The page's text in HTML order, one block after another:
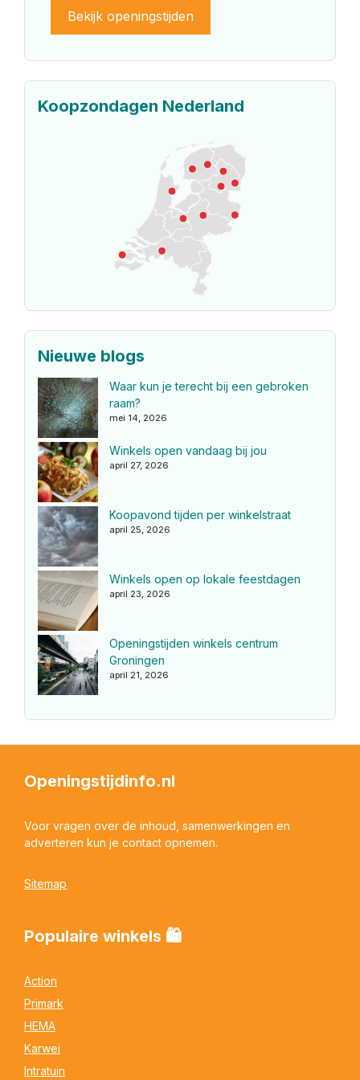
Bekijk openingstijden
Koopzondagen Nederland
Nieuwe blogs
Waar kun je terecht bij een gebroken
raam?
mei 14, 2026
Winkels open vandaag bij jou
april 27, 2026
Koopavond tijden per winkelstraat
april 25, 2026
Winkels open op lokale feestdagen
april 23, 2026
Openingstijden winkels centrum
Groningen
april 21, 2026
Openingstijdinfo.nl
Voor vragen over de inhoud, samenwerkingen en
adverteren kun je contact opnemen.
Sitemap
Populaire winkels 🛍
Action
Primark
HEMA
Karwei
Intratuin